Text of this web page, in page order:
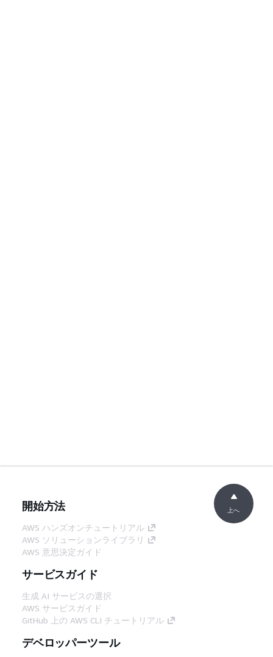
開始方法
AWS ハンズオンチュートリアル
AWS ソリューションライブラリ
AWS 意思決定ガイド
サービスガイド
生成 AI サービスの選択
AWS サービスガイド
GitHub 上の AWS CLI チュートリアル
デベロッパーツール
上へ